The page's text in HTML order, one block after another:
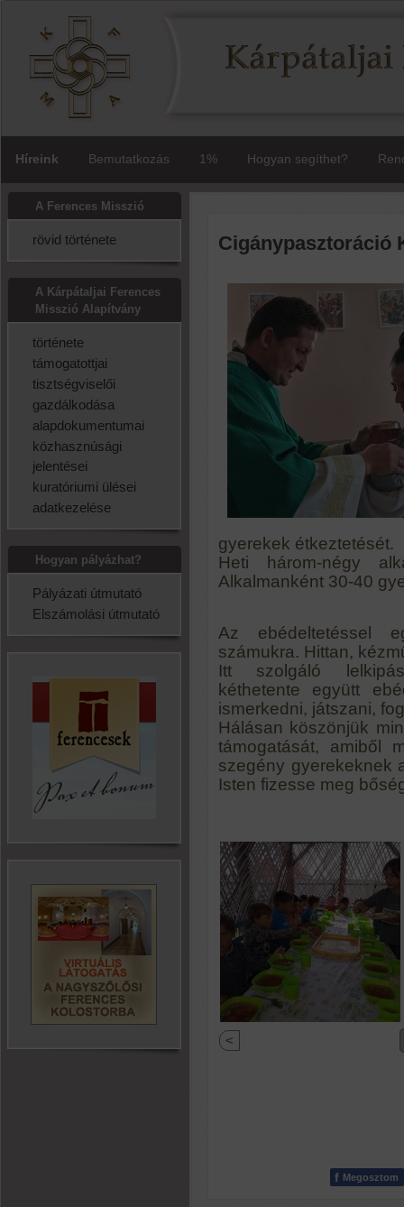
Híreink Bemutatkozás 1% Hogyan segíthet?
A Ferences Misszió
rövid története
A Kárpátaljai Ferences
Misszió Alapítvány
története
támogatottjai
tisztségviselői
gazdálkodása
alapdokumentumai
közhasznúsági
jelentései
kuratóriumi ülései
adatkezelése
Hogyan pályázhat?
Pályázati útmutató
Elszámolási útmutató
Cigánypasztoráció
gyerekek étkeztetését.
Heti három-négy
Alkalmanként 30-40
Az ebédeltetéssel
számukra. Hittan,
Itt szolgáló
kéthetente együtt
ismerkedni, játszani,
Hálásan köszönjük
támogatását, amiből
szegény gyerekeknek
Isten fizesse meg
<
f Megosztom